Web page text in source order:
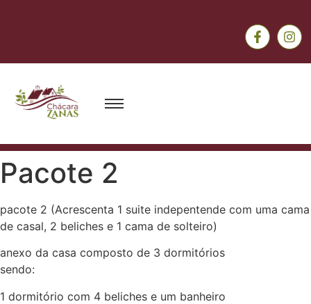
Pacote 2
pacote 2 (Acrescenta 1 suite indepentende com uma cama
de casal, 2 beliches e 1 cama de solteiro)
anexo da casa composto de 3 dormitórios
sendo:
1 dormitório com 4 beliches e um banheiro